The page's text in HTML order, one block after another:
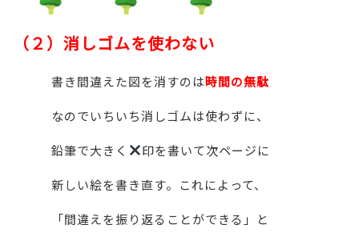
（２）消しゴムを使わない
書き間違えた図を消すのは時間の無駄
なのでいちいち消しゴムは使わずに、
鉛筆で大きく 印を書いて次ページに
新しい絵を書き直す。これによって、
「間違えを振り返ることができる」と